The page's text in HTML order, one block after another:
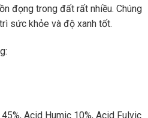
đọng trong đất rất nhiều. Chúng
sức khỏe và độ xanh tốt.
Acid Humic 10%, Acid Fulvic